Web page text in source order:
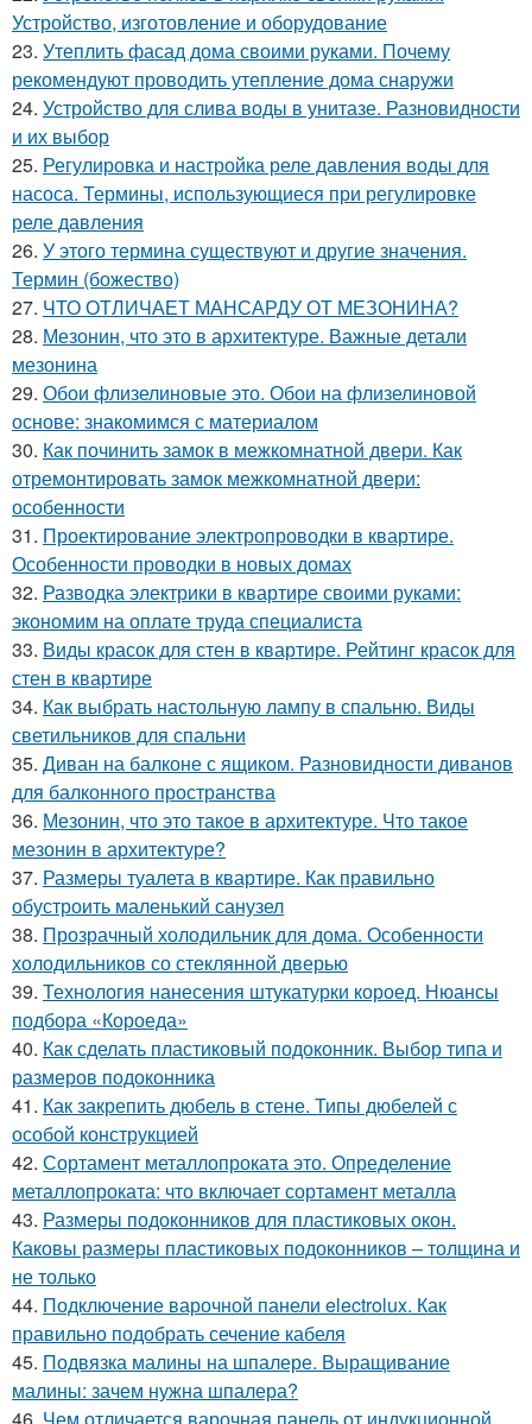
Устройство, изготовление и оборудование
23. Утеплить фасад дома своими руками. Почему
рекомендуют проводить утепление дома снаружи
24. Устройство для слива воды в унитазе. Разновидности
и их выбор
25. Регулировка и настройка реле давления воды для
насоса. Термины, использующиеся при регулировке
реле давления
26. У этого термина существуют и другие значения.
Термин (божество)
27. ЧТО ОТЛИЧАЕТ МАНСАРДУ ОТ МЕЗОНИНА?
28. Мезонин, что это в архитектуре. Важные детали
мезонина
29. Обои флизелиновые это. Обои на флизелиновой
основе: знакомимся с материалом
30. Как починить замок в межкомнатной двери. Как
отремонтировать замок межкомнатной двери:
особенности
31. Проектирование электропроводки в квартире.
Особенности проводки в новых домах
32. Разводка электрики в квартире своими руками:
экономим на оплате труда специалиста
33. Виды красок для стен в квартире. Рейтинг красок для
стен в квартире
34. Как выбрать настольную лампу в спальню. Виды
светильников для спальни
35. Диван на балконе с ящиком. Разновидности диванов
для балконного пространства
36. Мезонин, что это такое в архитектуре. Что такое
мезонин в архитектуре?
37. Размеры туалета в квартире. Как правильно
обустроить маленький санузел
38. Прозрачный холодильник для дома. Особенности
холодильников со стеклянной дверью
39. Технология нанесения штукатурки короед. Нюансы
подбора «Короеда»
40. Как сделать пластиковый подоконник. Выбор типа и
размеров подоконника
41. Как закрепить дюбель в стене. Типы дюбелей с
особой конструкцией
42. Сортамент металлопроката это. Определение
металлопроката: что включает сортамент металла
43. Размеры подоконников для пластиковых окон.
Каковы размеры пластиковых подоконников – толщина и
не только
44. Подключение варочной панели electrolux. Как
правильно подобрать сечение кабеля
45. Подвязка малины на шпалере. Выращивание
малины: зачем нужна шпалера?